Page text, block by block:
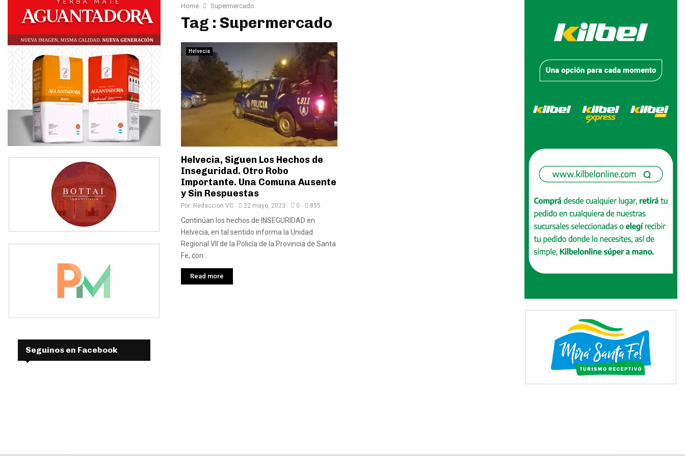
Home Supermercado
Tag : Supermercado
Helvecia
Helvecia, Siguen Los Hechos de
Inseguridad. Otro Robo
Importante. Una Comuna Ausente
y Sin Respuestas
Por: Redaccion VC 22 mayo, 2023 0 855
Continúan los hechos de INSEGURIDAD en
Helvecia, en tal sentido informa la Unidad
Regional VII de la Policía de la Provincia de Santa
Fe, con...
Read more
Seguinos en Facebook